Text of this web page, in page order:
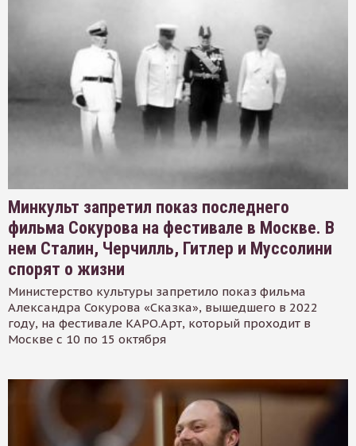
Минкульт запретил показ последнего
фильма Сокурова на фестивале в Москве. В
нем Сталин, Черчилль, Гитлер и Муссолини
спорят о жизни
Министерство культуры запретило показ фильма
Александра Сокурова «Сказка», вышедшего в 2022
году, на фестивале КАРО.Арт, который проходит в
Москве с 10 по 15 октября